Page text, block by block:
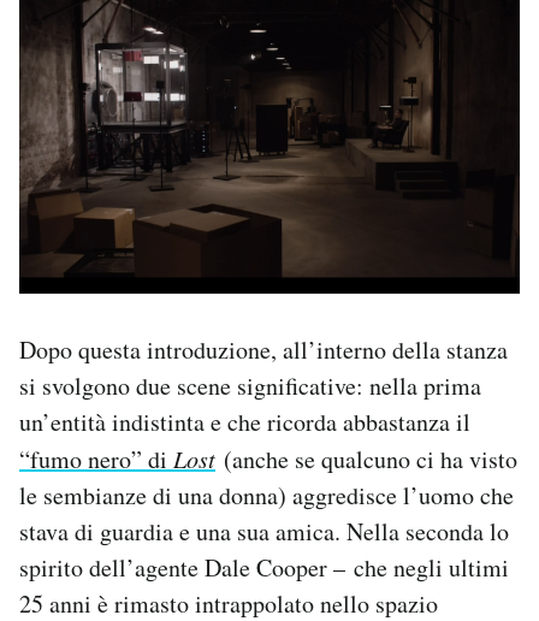
Dopo questa introduzione, all’interno della stanza
si svolgono due scene significative: nella prima
un’entità indistinta e che ricorda abbastanza il
“fumo nero” di Lost (anche se qualcuno ci ha visto
le sembianze di una donna) aggredisce l’uomo che
stava di guardia e una sua amica. Nella seconda lo
spirito dell’agente Dale Cooper – che negli ultimi
25 anni è rimasto intrappolato nello spazio